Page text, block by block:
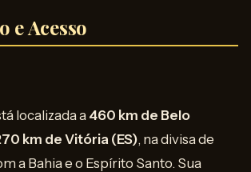
e Acesso
localizada a 460 km de Belo
km de Vitória (ES), na divisa de
a Bahia e o Espírito Santo. Sua